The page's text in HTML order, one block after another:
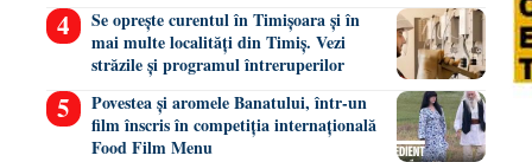
Se oprește curentul în Timișoara și în
mai multe localități din Timiș. Vezi
străzile și programul întreruperilor
Povestea și aromele Banatului, într-un
film înscris în competiția internațională
Food Film Menu